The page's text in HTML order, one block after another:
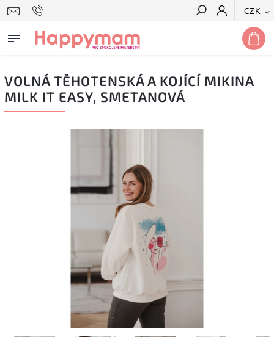
CZK
Hledat
VOLNÁ TĚHOTENSKÁ A KOJÍCÍ MIKINA
MILK IT EASY, SMETANOVÁ